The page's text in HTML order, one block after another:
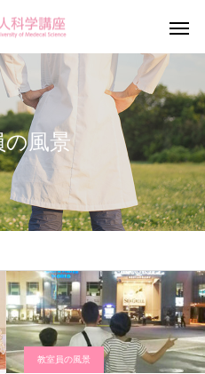
婦人科診
ー
滋賀がん・生
ットワーク（
Shiga）
の風景
教室員の風景